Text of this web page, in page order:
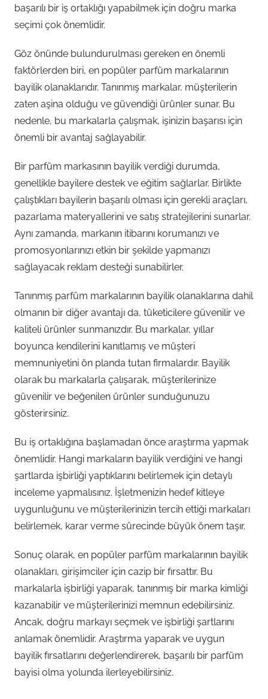
başarılı bir iş ortaklığı yapabilmek için doğru marka
seçimi çok önemlidir.
Göz önünde bulundurulması gereken en önemli
faktörlerden biri, en popüler parfüm markalarının
bayilik olanaklarıdır. Tanınmış markalar, müşterilerin
zaten aşina olduğu ve güvendiği ürünler sunar. Bu
nedenle, bu markalarla çalışmak, işinizin başarısı için
önemli bir avantaj sağlayabilir.
Bir parfüm markasının bayilik verdiği durumda,
genellikle bayilere destek ve eğitim sağlarlar. Birlikte
çalıştıkları bayilerin başarılı olması için gerekli araçları,
pazarlama materyallerini ve satış stratejilerini sunarlar.
Aynı zamanda, markanın itibarını korumanızı ve
promosyonlarınızı etkin bir şekilde yapmanızı
sağlayacak reklam desteği sunabilirler.
Tanınmış parfüm markalarının bayilik olanaklarına dahil
olmanın bir diğer avantajı da, tüketicilere güvenilir ve
kaliteli ürünler sunmanızdır. Bu markalar, yıllar
boyunca kendilerini kanıtlamış ve müşteri
memnuniyetini ön planda tutan firmalardır. Bayilik
olarak bu markalarla çalışarak, müşterilerinize
güvenilir ve beğenilen ürünler sunduğunuzu
gösterirsiniz.
Bu iş ortaklığına başlamadan önce araştırma yapmak
önemlidir. Hangi markaların bayilik verdiğini ve hangi
şartlarda işbirliği yaptıklarını belirlemek için detaylı
inceleme yapmalısınız. İşletmenizin hedef kitleye
uygunluğunu ve müşterilerinizin tercih ettiği markaları
belirlemek, karar verme sürecinde büyük önem taşır.
Sonuç olarak, en popüler parfüm markalarının bayilik
olanakları, girişimciler için cazip bir fırsattır. Bu
markalarla işbirliği yaparak, tanınmış bir marka kimliği
kazanabilir ve müşterilerinizi memnun edebilirsiniz.
Ancak, doğru markayı seçmek ve işbirliği şartlarını
anlamak önemlidir. Araştırma yaparak ve uygun
bayilik fırsatlarını değerlendirerek, başarılı bir parfüm
bayisi olma yolunda ilerleyebilirsiniz.